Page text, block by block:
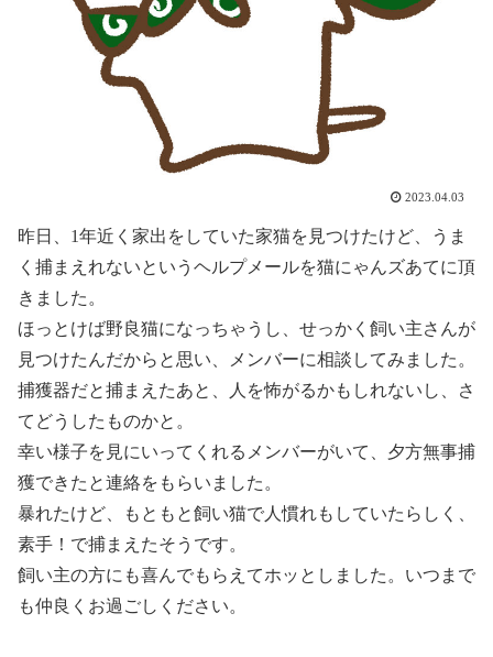
2023.04.03
昨日、1年近く家出をしていた家猫を見つけたけど、うま
く捕まえれないというヘルプメールを猫にゃんズあてに頂
きました。
ほっとけば野良猫になっちゃうし、せっかく飼い主さんが
見つけたんだからと思い、メンバーに相談してみました。
捕獲器だと捕まえたあと、人を怖がるかもしれないし、さ
てどうしたものかと。
幸い様子を見にいってくれるメンバーがいて、夕方無事捕
獲できたと連絡をもらいました。
暴れたけど、もともと飼い猫で人慣れもしていたらしく、
素手！で捕まえたそうです。
飼い主の方にも喜んでもらえてホッとしました。いつまで
も仲良くお過ごしください。